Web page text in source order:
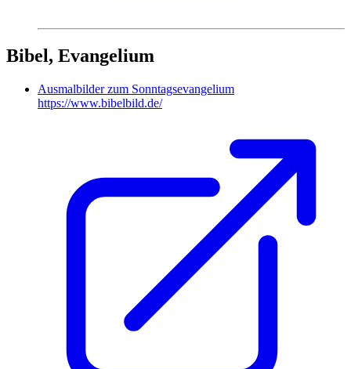
Bibel, Evangelium
Ausmalbilder zum Sonntagsevangelium
https://www.bibelbild.de/